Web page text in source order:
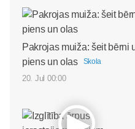
Pakrojas muiža: šeit bērni
piens un olas
Skola
20. Jul 00:00